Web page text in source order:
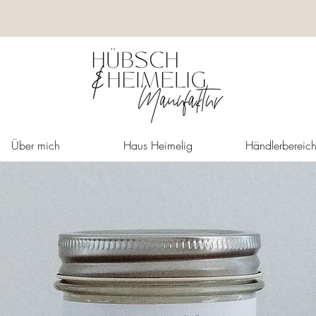
Über mich Haus Heimelig Händlerbereich